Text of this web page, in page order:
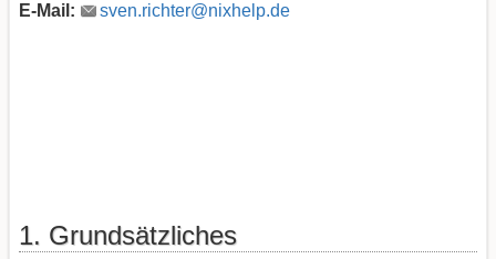
E-Mail:
sven.richter@nixhelp.de
1. Grundsätzliches